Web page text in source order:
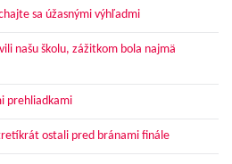
sa úžasnými výhľadmi
našu školu, zážitkom bola najmä
prehliadkami
ostali pred bránami finále